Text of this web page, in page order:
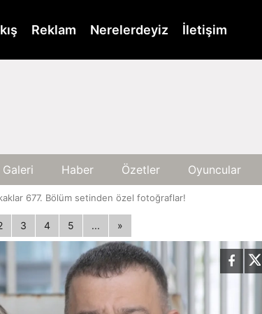
Reklam Nerelerdeyiz İletişim
Haber Özetler Oyuncular
677. Bölüm setinden özel fotoğraflar!
3 4 5 ... »